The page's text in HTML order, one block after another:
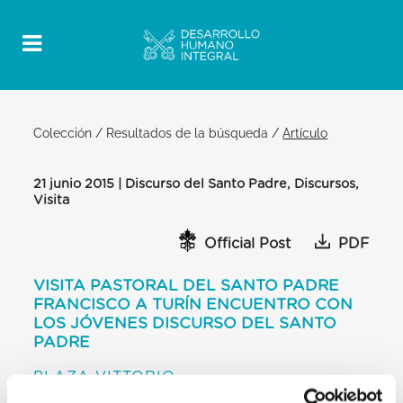
Colección / Resultados de la búsqueda /Artículo
21 junio 2015 | Discurso del Santo Padre, Discursos,
Visita
Official Post PDF
VISITA PASTORAL DEL SANTO PADRE
FRANCISCO A TURÍN ENCUENTRO CON
LOS JÓVENES DISCURSO DEL SANTO
PADRE
PLAZA VITTORIO
[…] Y paso a dar la respuesta a la pregunta de Luigi: